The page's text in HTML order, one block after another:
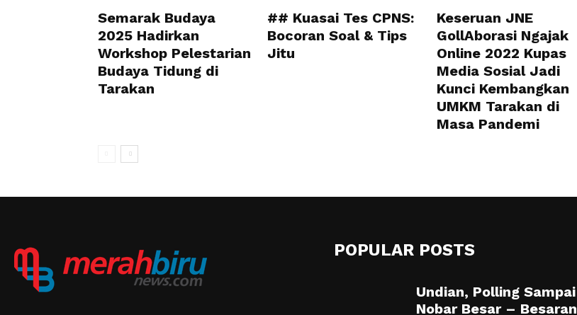
Semarak Budaya
2025 Hadirkan
Workshop Pelestarian
Budaya Tidung di
Tarakan
## Kuasai Tes CPNS:
Bocoran Soal & Tips
Jitu
Keseruan JNE
GollAborasi Ngajak
Online 2022 Kupas
Media Sosial Jadi
Kunci Kembangkan
UMKM Tarakan di
Masa Pandemi
POPULAR POSTS
Undian, Polling Sampai
Nobar Besar – Besaran